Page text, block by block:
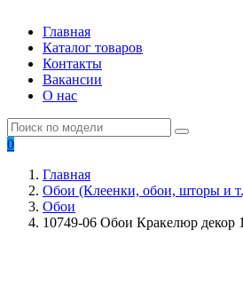
Главная
Каталог товаров
Контакты
Вакансии
О нас
0
Главная
Обои (Клеенки, обои, шторы и
Обои
10749-06 Обои Кракелюр декор